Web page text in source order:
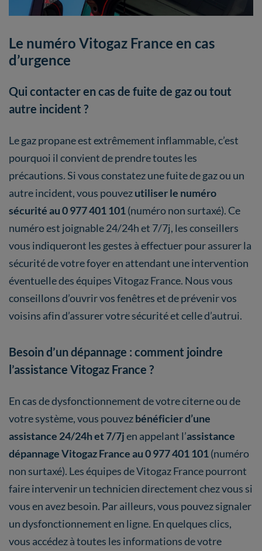
Le numéro Vitogaz France en cas
d’urgence
Qui contacter en cas de fuite de gaz ou tout
autre incident ?
Le gaz propane est extrêmement inflammable, c’est
pourquoi il convient de prendre toutes les
précautions. Si vous constatez une fuite de gaz ou un
autre incident, vous pouvezutiliser le numéro
sécurité au 0 977 401 101(numéro non surtaxé). Ce
numéro est joignable 24/24h et 7/7j, les conseillers
vous indiqueront les gestes à effectuer pour assurer la
sécurité de votre foyer en attendant une intervention
éventuelle des équipes Vitogaz France. Nous vous
conseillons d’ouvrir vos fenêtres et de prévenir vos
voisins afin d’assurer votre sécurité et celle d’autrui.
Besoin d’un dépannage : comment joindre
l’assistance Vitogaz France ?
En cas de dysfonctionnement de votre citerne ou de
votre système, vous pouvezbénéficier d’une
assistance 24/24h et 7/7jen appelant l’assistance
dépannage Vitogaz France au 0 977 401 101(numéro
non surtaxé). Les équipes de Vitogaz France pourront
faire intervenir un technicien directement chez vous si
vous en avez besoin. Par ailleurs, vous pouvez signaler
un dysfonctionnement en ligne. En quelques clics,
vous accédez à toutes les informations de votre